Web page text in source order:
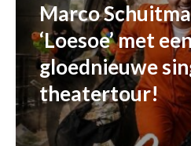
Marco
‘Loesoe’ met
gloednieuwe
theatertour!